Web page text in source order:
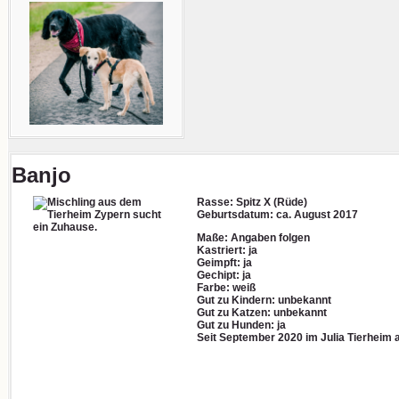
Banjo
Rasse: Spitz X (Rüde)
Geburtsdatum: ca. August 2017
Maße: Angaben folgen
Kastriert: ja
Geimpft: ja
Gechipt: ja
Farbe: weiß
Gut zu Kindern: unbekannt
Gut zu Katzen: unbekannt
Gut zu Hunden: ja
Seit September 2020 im Julia Tierheim